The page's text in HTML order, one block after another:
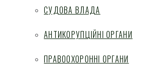
СУДОВА ВЛАДА
АНТИКОРУПЦІЙНІ ОРГАНИ
ПРАВООХОРОННІ ОРГАНИ